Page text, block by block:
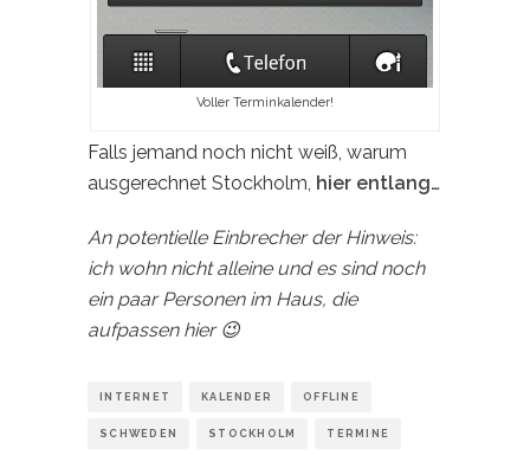
Voller Terminkalender!
Falls jemand noch nicht weiß, warum
ausgerechnet Stockholm, hier entlang…
An potentielle Einbrecher der Hinweis:
ich wohn nicht alleine und es sind noch
ein paar Personen im Haus, die
aufpassen hier 😉
INTERNET KALENDER OFFLINE
SCHWEDEN STOCKHOLM TERMINE